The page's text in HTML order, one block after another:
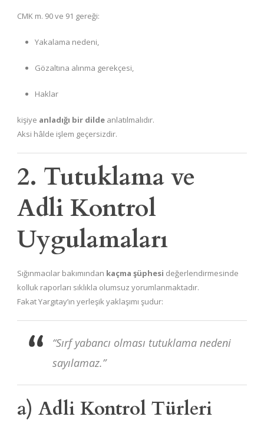
CMK m. 90 ve 91 gereği:
Yakalama nedeni,
Gözaltına alınma gerekçesi,
Haklar
kişiye anladığı bir dilde anlatılmalıdır.
Aksi hâlde işlem geçersizdir.
2. Tutuklama ve
Adli Kontrol
Uygulamaları
Sığınmacılar bakımından kaçma şüphesi değerlendirmesinde
kolluk raporları sıklıkla olumsuz yorumlanmaktadır.
Fakat Yargıtay’ın yerleşik yaklaşımı şudur:
“Sırf yabancı olması tutuklama nedeni
sayılamaz.”
a) Adli Kontrol Türleri